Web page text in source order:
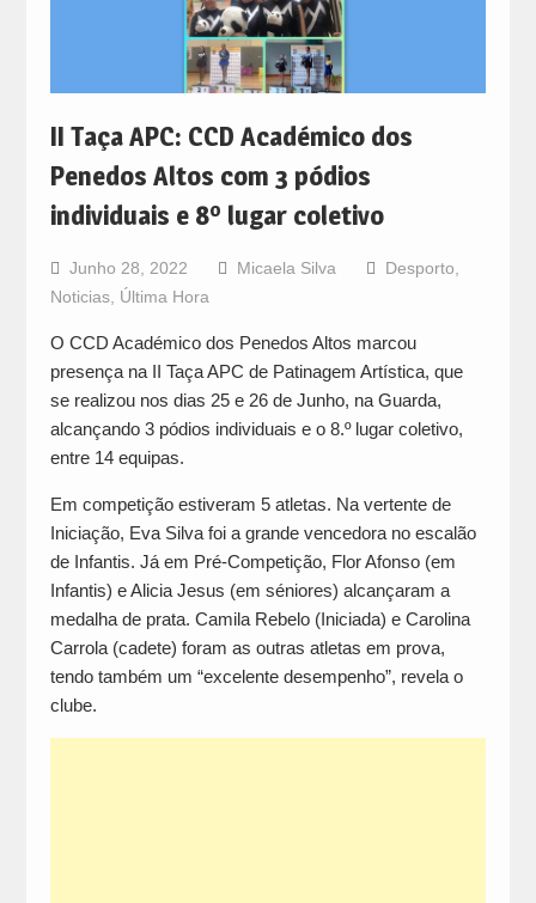
II Taça APC: CCD Académico dos
Penedos Altos com 3 pódios
individuais e 8º lugar coletivo
Junho 28, 2022 Micaela Silva Desporto
Noticias, Última Hora
O CCD Académico dos Penedos Altos marcou
presença na II Taça APC de Patinagem Artística, que
se realizou nos dias 25 e 26 de Junho, na Guarda,
alcançando 3 pódios individuais e o 8.º lugar coletivo,
entre 14 equipas.
Em competição estiveram 5 atletas. Na vertente de
Iniciação, Eva Silva foi a grande vencedora no escalão
de Infantis. Já em Pré-Competição, Flor Afonso (em
Infantis) e Alicia Jesus (em séniores) alcançaram a
medalha de prata. Camila Rebelo (Iniciada) e Carolina
Carrola (cadete) foram as outras atletas em prova,
tendo também um “excelente desempenho”, revela o
clube.